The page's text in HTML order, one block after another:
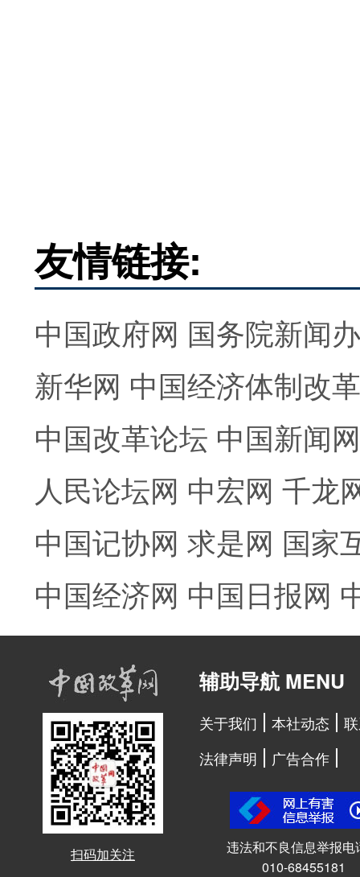
友情链接:
中国政府网 国务院新闻
新华网 中国经济体制改
中国改革论坛 中国新闻网
人民论坛网 中宏网 千龙
中国记协网 求是网 国家
中国经济网 中国日报网
扫码加关注
辅助导航 MENU
关于我们 本社动态
法律声明
广告合作
违法和不良信息举报电
010-68455181